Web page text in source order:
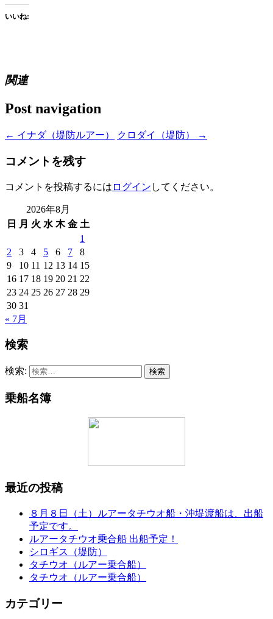
いいね:
関連
Post navigation
← イナダ（堤防ルアー） クロダイ（堤防） →
コメントを残す
コメントを投稿するには ログイン してください。
2026年8月
日
月 火 水 木 金 土
1
2
3 4 5 6 7
8
9
10 11 12 13 14 15
16 17 18 19 20 21 22
23 24 25 26 27 28 29
30 31
« 7月
検索
検索:
乗船名簿
最近の投稿
８月８日（土）ルアータチウオ船・沖堤渡船は、出船
予定です。
ルアータチウオ乗合船 出船予定！
シロギス（堤防）
タチウオ（ルアー乗合船）
タチウオ（ルアー乗合船）
カテゴリー